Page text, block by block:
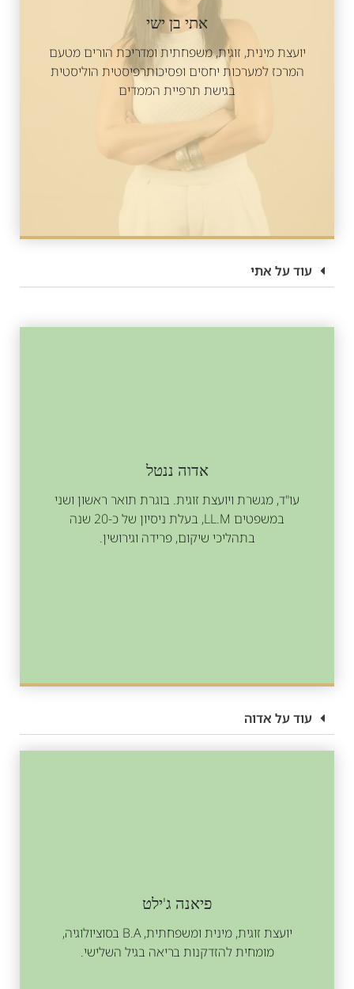
אתי בן ישי
יועצת מינית, זוגית, משפחתית ומדריכת הורים מטעם
המרכז למערכות יחסים ופסיכותרפיסטית הוליסטית
בגישת תרפיית הממדים
עוד על אתי
אדוה ננטל
עו"ד, מגשרת ויועצת זוגית. בוגרת תואר ראשון ושני
במשפטים LL.M, בעלת ניסיון של כ-20 שנה
בתהליכי שיקום, פרידה וגירושין.
עוד על אדוה
פיאנה ג'ילט
יועצת זוגית, מינית ומשפחתית, B.A בסוציולוגיה,
מומחית להזדקנות בריאה בגיל השלישי.